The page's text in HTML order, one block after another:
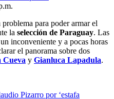
para poder armar el
la selección de Paraguay. Las
inconveniente y a pocas horas
el panorama sobre dos
Cueva y Gianluca Lapadula.